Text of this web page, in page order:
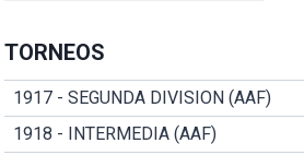
TORNEOS
1917 - SEGUNDA DIVISION (AAF)
1918 - INTERMEDIA (AAF)